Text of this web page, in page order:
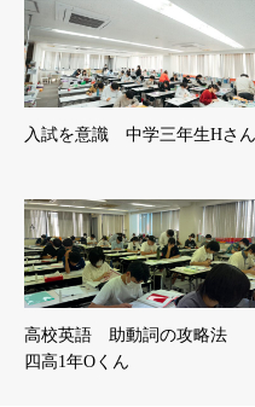
入試を意識 中学三年生Hさん
高校英語 助動詞の攻略法
四高1年Oくん